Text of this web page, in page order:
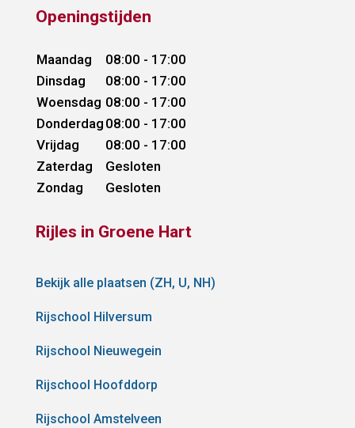
Openingstijden
Maandag
08:00 - 17:00
Dinsdag
08:00 - 17:00
Woensdag 08:00 - 17:00
Donderdag 08:00 - 17:00
Vrijdag
08:00 - 17:00
Zaterdag
Gesloten
Zondag
Gesloten
Rijles in Groene Hart
Bekijk alle plaatsen (ZH, U, NH)
Rijschool Hilversum
Rijschool Nieuwegein
Rijschool Hoofddorp
Rijschool Amstelveen